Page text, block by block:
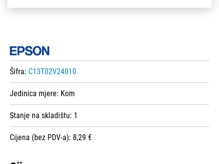
Šifra: C13T02V24010
Jedinica mjere: Kom
Stanje na skladištu: 1
Cijena (bez PDV-a): 8,29 €